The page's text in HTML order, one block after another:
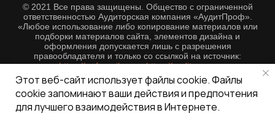
© 2021 Все права защищены. Общество с ограниченной
ответственностью Аудиторская компания «АудитПроф».
«Любое использование либо копирование материалов или
подборки материалов сайта, элементов дизайна и
оформления допускается лишь с разрешения
правообладателя и только со ссылкой на источник:
https://ru.freepik.com,https://auditpr.ru».
Этот веб-сайт использует файлы cookie. Файлы
cookie запоминают ваши действия и предпочтения
для лучшего взаимодействия в Интернете.